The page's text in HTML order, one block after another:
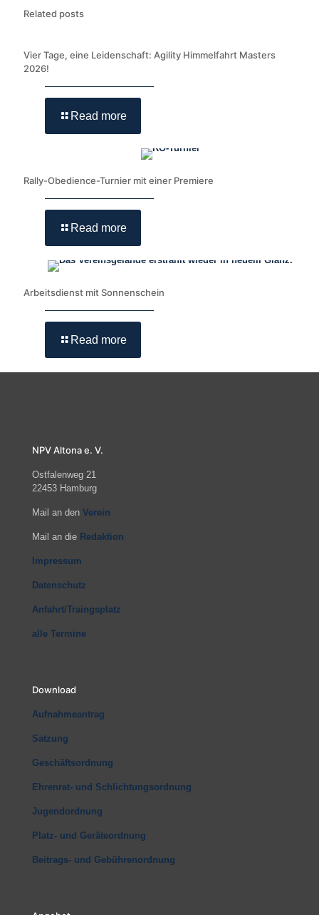
Related posts
Vier Tage, eine Leidenschaft: Agility Himmelfahrt Masters
2026!
Read more
Rally-Obedience-Turnier mit einer Premiere
Read more
Arbeitsdienst mit Sonnenschein
Read more
NPV Altona e. V.
Ostfalenweg 21
22453 Hamburg
Mail an den Verein
Mail an die Redaktion
Impressum
Datenschutz
Anfahrt/Traingsplatz
alle Termine
Download
Aufnahmeantrag
Satzung
Geschäftsordnung
Ehrenrat- und Schlichtungsordnung
Jugendordnung
Platz- und Geräteordnung
Beitrags- und Gebührenordnung